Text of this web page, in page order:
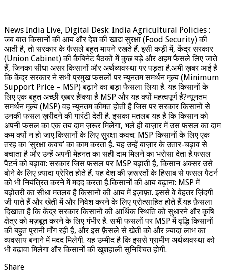
News India Live, Digital Desk: India Agricultural Policies :
जब बात किसानों की आय और देश की खाद्य सुरक्षा (Food Security) की
आती है, तो सरकार के फैसले बहुत मायने रखते हैं. इसी कड़ी में, केंद्र सरकार
(Union Cabinet) की कैबिनेट बैठकों में कुछ बड़े और अहम फैसले लिए जाते
हैं, जिनका सीधा असर किसानों और अर्थव्यवस्था पर पड़ता है.अभी ख़बर आई है
कि केंद्र सरकार ने सभी प्रमुख फसलों पर न्यूनतम समर्थन मूल्य (Minimum
Support Price – MSP) बढ़ाने का बड़ा फैसला लिया है. यह किसानों के
लिए एक बहुत अच्छी ख़बर है!क्या है MSP और यह क्यों महत्वपूर्ण है?न्यूनतम
समर्थन मूल्य (MSP) वह न्यूनतम कीमत होती है जिस पर सरकार किसानों से
उनकी फसल ख़रीदने की गारंटी देती है. इसका मतलब यह है कि किसान को
अपनी फसल का एक तय दाम ज़रूर मिलेगा, भले ही बाज़ार में उस फसल का दाम
कम क्यों न हो जाए.किसानों के लिए सुरक्षा कवच: MSP किसानों के लिए एक
तरह का ‘सुरक्षा कवच’ का काम करता है. यह उन्हें बाज़ार के उतार-चढ़ाव से
बचाता है और उन्हें अपनी मेहनत का सही दाम मिलने का भरोसा देता है.फसल
पैटर्न को बढ़ावा: सरकार जिस फसल पर MSP बढ़ाती है, किसान अक्सर उसे
बोने के लिए ज़्यादा प्रेरित होते हैं. यह देश की ज़रूरतों के हिसाब से फसल पैटर्न
को भी नियंत्रित करने में मदद करता है.किसानों की आय बढ़ाना: MSP में
बढ़ोतरी का सीधा मतलब है किसानों की आय में इज़ाफ़ा. इससे वे बेहतर ज़िंदगी
जी पाते हैं और खेती में और निवेश करने के लिए प्रोत्साहित होते हैं.यह फ़ैसला
दिखाता है कि केंद्र सरकार किसानों की आर्थिक स्थिति को सुधारने और कृषि
क्षेत्र को मज़बूत करने के लिए गंभीर है. सभी फसलों पर MSP में वृद्धि किसानों
की बहुत पुरानी माँग रही है, और इस फ़ैसले से खेती को और ज़्यादा लाभ का
व्यवसाय बनाने में मदद मिलेगी. यह उम्मीद है कि इससे ग्रामीण अर्थव्यवस्था को
भी बढ़ावा मिलेगा और किसानों की खुशहाली सुनिश्चित होगी.
Share